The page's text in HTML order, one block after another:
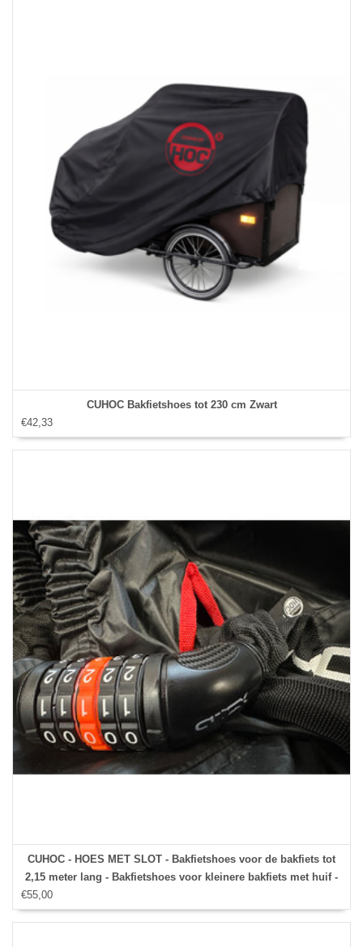
CUHOC Bakfietshoes tot 230 cm Zwart
€42,33
CUHOC - HOES MET SLOT - Bakfietshoes voor de bakfiets tot
2,15 meter lang - Bakfietshoes voor kleinere bakfiets met huif -
Red Label - incl. CIJFERSLOT voor door het slotgat
€55,00